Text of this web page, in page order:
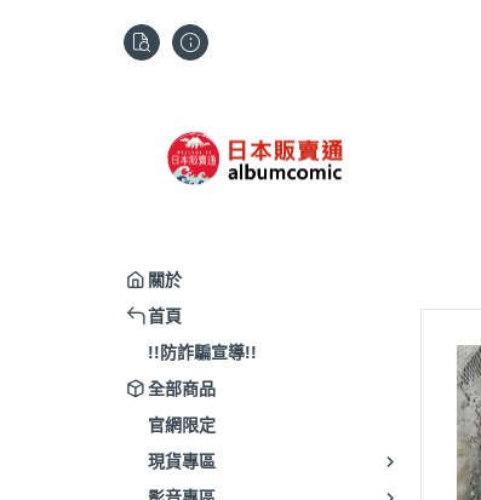
關於
首頁
!!防詐騙宣導!!
全部商品
官網限定
現貨專區